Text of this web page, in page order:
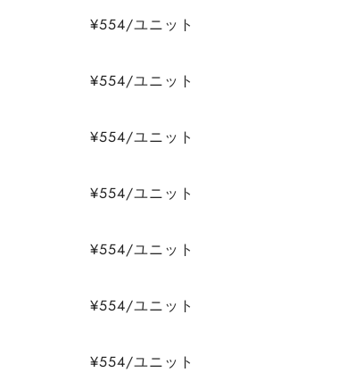
¥554/ユニット
¥554/ユニット
¥554/ユニット
¥554/ユニット
¥554/ユニット
¥554/ユニット
¥554/ユニット